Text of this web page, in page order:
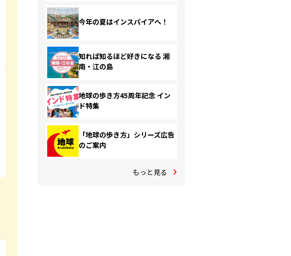
今年の夏はインスパイアへ！
知れば知るほど好きになる 湘
南・江の島
地球の歩き方45周年記念 イン
ド特集
「地球の歩き方」シリーズ広告
のご案内
もっと見る